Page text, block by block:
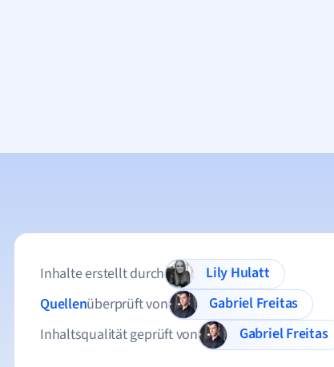
Inhalte erstellt durch
Lily Hulatt
Quellenüberprüft von
Gabriel Freitas
Inhaltsqualität geprüft von
Gabriel Freitas